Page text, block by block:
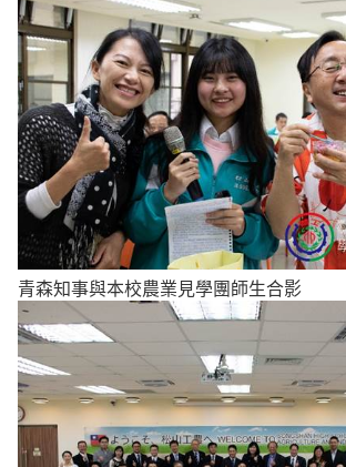
青森知事與本校農業見學團師生合影